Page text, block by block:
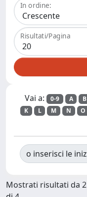
In ordine:
Risultati/Pagina
Vai a: 0-9 A B
K
L M N O
o inserisci le
Mostrati risultati da